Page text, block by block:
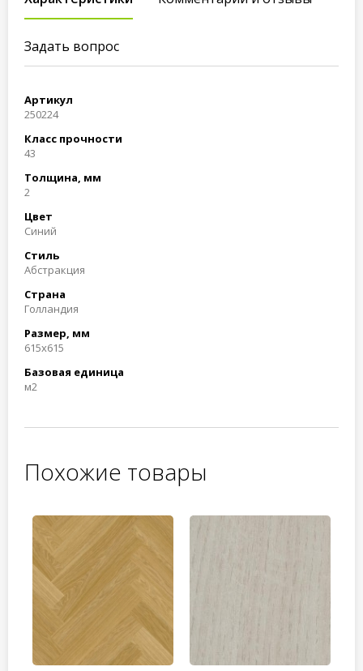
Задать вопрос
Артикул
250224
Класс прочности
43
Толщина, мм
2
Цвет
Синий
Стиль
Абстракция
Страна
Голландия
Размер, мм
615x615
Базовая единица
м2
Похожие товары